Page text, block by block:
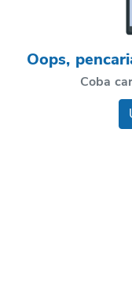
Oops,
Coba